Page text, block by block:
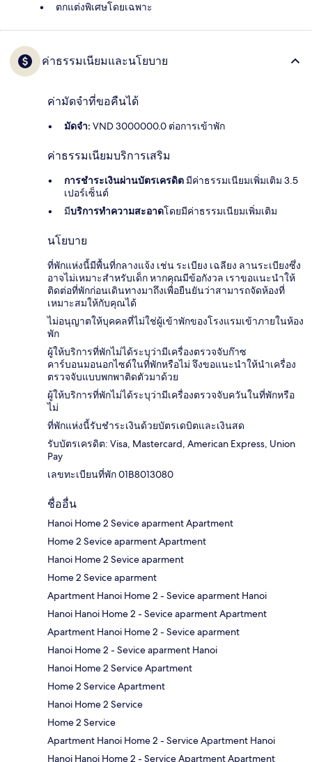
ตกแต่งพิเศษโดยเฉพาะ
ค่าธรรมเนียมและนโยบาย
ค่ามัดจำที่ขอคืนได้
มัดจำ: VND 3000000.0 ต่อการเข้าพัก
ค่าธรรมเนียมบริการเสริม
การชำระเงินผ่านบัตรเครดิตมีค่าธรรมเนียมเพิ่มเติม 3.5
เปอร์เซ็นต์
มีบริการทำความสะอาดโดยมีค่าธรรมเนียมเพิ่มเติม
นโยบาย
ที่พักแห่งนี้มีพื้นที่กลางแจ้ง เช่น ระเบียง เฉลียง ลานระเบียงซึ่ง
อาจไม่เหมาะสำหรับเด็ก หากคุณมีข้อกังวล เราขอแนะนำให้
ติดต่อที่พักก่อนเดินทางมาถึงเพื่อยืนยันว่าสามารถจัดห้องที่
เหมาะสมให้กับคุณได้
ไม่อนุญาตให้บุคคลที่ไม่ใช่ผู้เข้าพักของโรงแรมเข้าภายในห้อง
พัก
ผู้ให้บริการที่พักไม่ได้ระบุว่ามีเครื่องตรวจจับก๊าซ
คาร์บอนมอนอกไซด์ในที่พักหรือไม่ จึงขอแนะนำให้นำเครื่อง
ตรวจจับแบบพกพาติดตัวมาด้วย
ผู้ให้บริการที่พักไม่ได้ระบุว่ามีเครื่องตรวจจับควันในที่พักหรือ
ไม่
ที่พักแห่งนี้รับชำระเงินด้วยบัตรเดบิตและเงินสด
รับบัตรเครดิต: Visa, Mastercard, American Express, Union
Pay
เลขทะเบียนที่พัก 01B8013080
ชื่ออื่น
Hanoi Home 2 Sevice aparment Apartment
Home 2 Sevice aparment Apartment
Hanoi Home 2 Sevice aparment
Home 2 Sevice aparment
Apartment Hanoi Home 2 - Sevice aparment Hanoi
Hanoi Hanoi Home 2 - Sevice aparment Apartment
Apartment Hanoi Home 2 - Sevice aparment
Hanoi Home 2 - Sevice aparment Hanoi
Hanoi Home 2 Service Apartment
Home 2 Service Apartment
Hanoi Home 2 Service
Home 2 Service
Apartment Hanoi Home 2 - Service Apartment Hanoi
Hanoi Hanoi Home 2 - Service Apartment Apartment